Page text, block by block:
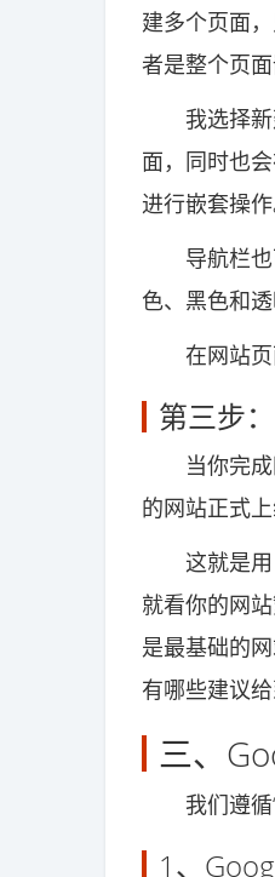
建多个页面
者是整个页面
我选择新
面，同时也
进行嵌套操作
导航栏也可
色、黑色和透
在网站页
第三步
当你完成网
的网站正式上
这就是用
就看你的网
是最基础的
有哪些建议给
三、
我们遵循
1、